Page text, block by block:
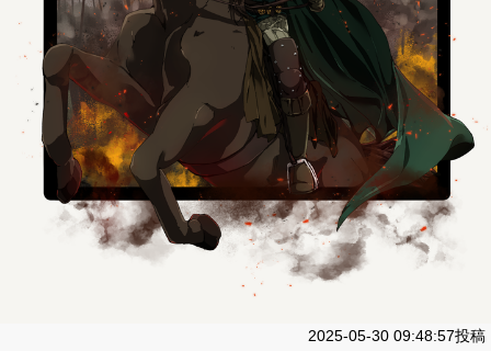
2025-05-30 09:48:57投稿